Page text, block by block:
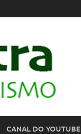
CANAL DO YOUTUBE